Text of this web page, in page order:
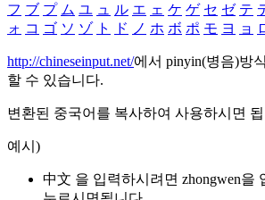
フ ブ プ ム ユ ュ ル エ ェ ケ ゲ セ ゼ テ
ォ コ ゴ ソ ゾ ト ド ノ ホ ボ ポ モ ヨ ョ
http://chineseinput.net/에서 pinyin(병음)방
할 수 있습니다.
변환된 중국어를 복사하여 사용하시면
예시)
中文 을 입력하시려면 zhongwen을